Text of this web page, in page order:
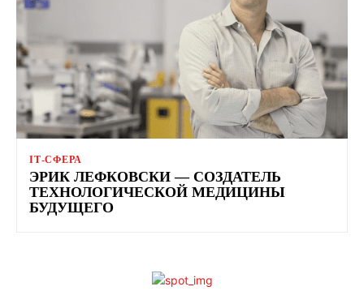
ІТ-СФЕРА
ЭРИК ЛЕФКОВСКИ — СОЗДАТЕЛЬ
ТЕХНОЛОГИЧЕСКОЙ МЕДИЦИНЫ
БУДУЩЕГО